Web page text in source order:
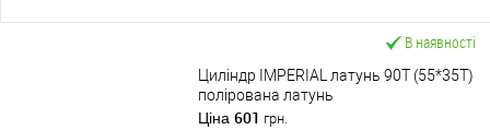
В наявності
Циліндр IMPERIAL латунь 90T (55*35T)
полірована латунь
Ціна 601 грн.